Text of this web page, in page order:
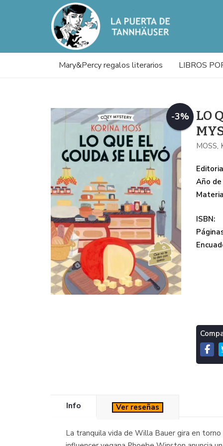
Mary&Percy regalos literarios LIBROS
-3%
LO
MOSS,
Año de
ISBN:
Info Ver reseñas
La tranquila vida de Willa Bauer gira en torno